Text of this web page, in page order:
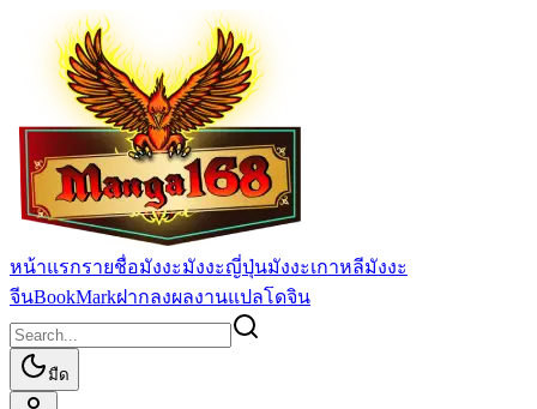
หน้าแรกรายชื่อมังงะมังงะญี่ปุ่นมังงะเกาหลีมังงะ
จีนBookMarkฝากลงผลงานแปลโดจิน
มืด